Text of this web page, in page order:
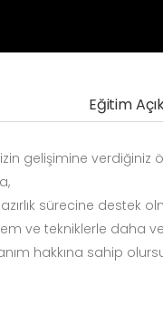
Eğitim
gelişimine verdiğiniz
sürecine destek
ve tekniklerle daha
hakkına sahip